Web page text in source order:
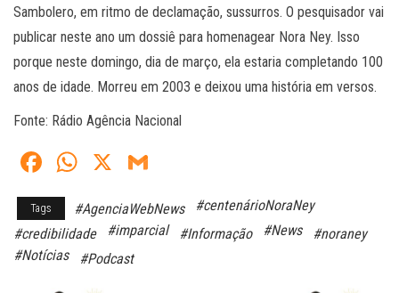
Sambolero, em ritmo de declamação, sussurros. O pesquisador vai
publicar neste ano um dossiê para homenagear Nora Ney. Isso
porque neste domingo, dia de março, ela estaria completando 100
anos de idade. Morreu em 2003 e deixou uma história em versos.
Fonte: Rádio Agência Nacional
Fa
ce
bo
ok
W
ts
A
X
ail
Tags #AgenciaWebNews
#centenárioNoraNey
#credibilidade
#imparcial #Informação #News
#noraney
#Notícias
#Podcast